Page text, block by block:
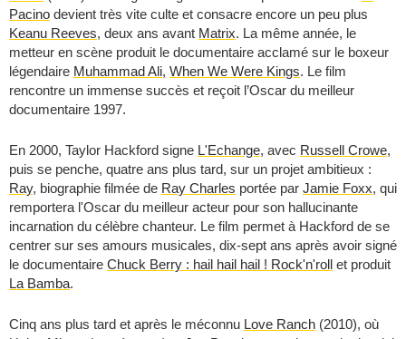
Pacino devient très vite culte et consacre encore un peu plus
Keanu Reeves, deux ans avant Matrix. La même année, le
metteur en scène produit le documentaire acclamé sur le boxeur
légendaire Muhammad Ali, When We Were Kings. Le film
rencontre un immense succès et reçoit l’Oscar du meilleur
documentaire 1997.
En 2000, Taylor Hackford signe L'Echange, avec Russell Crowe,
puis se penche, quatre ans plus tard, sur un projet ambitieux :
Ray, biographie filmée de Ray Charles portée par Jamie Foxx, qui
remportera l'Oscar du meilleur acteur pour son hallucinante
incarnation du célèbre chanteur. Le film permet à Hackford de se
centrer sur ses amours musicales, dix-sept ans après avoir signé
le documentaire Chuck Berry : hail hail hail ! Rock'n'roll et produit
La Bamba.
Cinq ans plus tard et après le méconnu Love Ranch (2010), où